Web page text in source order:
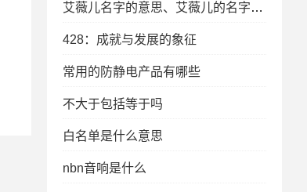
艾薇儿名字的意思、艾薇儿的名字意思解析及其背后的文化符号
428：成就与发展的象征
常用的防静电产品有哪些
不大于包括等于吗
白名单是什么意思
nbn音响是什么